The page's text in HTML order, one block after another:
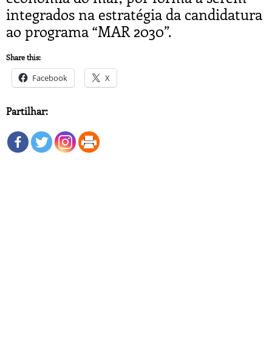
integrados na estratégia da candidatura
ao programa “MAR 2030”.
Share this:
Facebook X
Partilhar: